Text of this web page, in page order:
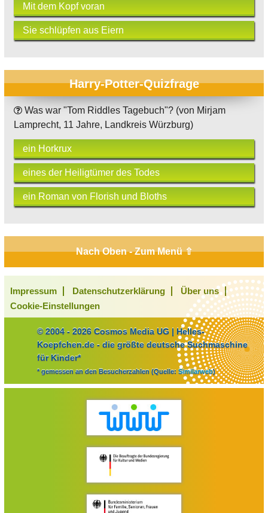
Mit dem Kopf voran
Sie schlüpfen aus Eiern
Harry-Potter-Quizfrage
Was war "Tom Riddles Tagebuch"? (von Mirjam
Lamprecht, 11 Jahre, Landkreis Würzburg)
ein Horkrux
eines der Heiligtümer des Todes
ein Roman von Florish und Bloths
Nach Oben - Zum Menü ⇧
Impressum Datenschutzerklärung
Über uns
Cookie-Einstellungen
© 2004 - 2026 Cosmos Media UG | Helles-
Koepfchen.de - die größte deutsche Suchmaschine
für Kinder*
* gemessen an den Besucherzahlen (Quelle: Similarweb)